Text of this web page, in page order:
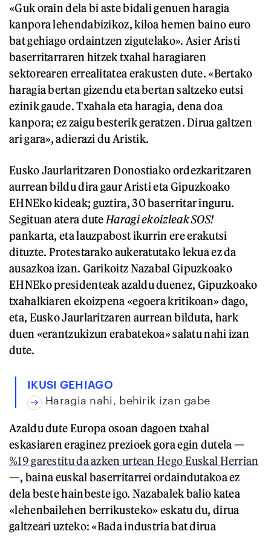
«Guk orain dela bi aste bidali genuen haragia
kanpora lehendabizikoz, kiloa hemen baino euro
bat gehiago ordaintzen zigutelako». Asier Aristi
baserritarraren hitzek txahal haragiaren
sektorearen errealitatea erakusten dute. «Bertako
haragia bertan gizendu eta bertan saltzeko eutsi
ezinik gaude. Txahala eta haragia, dena doa
kanpora; ez zaigu besterik geratzen. Dirua galtzen
ari gara», adierazi du Aristik.
Eusko Jaurlaritzaren Donostiako ordezkaritzaren
aurrean bildu dira gaur Aristi eta Gipuzkoako
EHNEko kideak; guztira, 30 baserritar inguru.
Segituan atera dute Haragi ekoizleak SOS!
pankarta, eta lauzpabost ikurrin ere erakutsi
dituzte. Protestarako aukeratutako lekua ez da
ausazkoa izan. Garikoitz Nazabal Gipuzkoako
EHNEko presidenteak azaldu duenez, Gipuzkoako
txahalkiaren ekoizpena «egoera kritikoan» dago,
eta, Eusko Jaurlaritzaren aurrean bilduta, hark
duen «erantzukizun erabatekoa» salatu nahi izan
dute.
IKUSI GEHIAGO
Haragia nahi, behirik izan gabe
Azaldu dute Europa osoan dagoen txahal
eskasiaren eraginez prezioek gora egin dutela —
%19 garestitu da azken urtean Hego Euskal Herrian
—, baina euskal baserritarrei ordaindutakoa ez
dela beste hainbeste igo. Nazabalek balio katea
«lehenbailehen berrikusteko» eskatu du, dirua
galtzeari uzteko: «Bada industria bat dirua